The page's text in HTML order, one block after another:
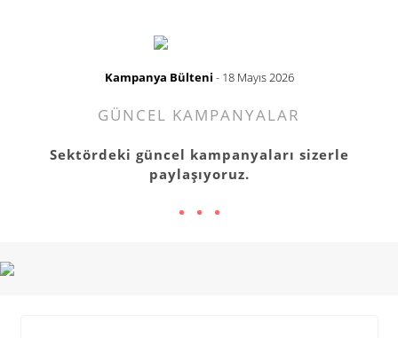
Kampanya Bülteni - 18 Mayıs 2026
GÜNCEL KAMPANYALAR
Sektördeki güncel kampanyaları sizerle
paylaşıyoruz.